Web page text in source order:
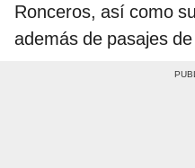
Ronceros, así como
además de pasajes